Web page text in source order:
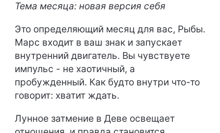
Тема месяца: новая версия себя
Это определяющий месяц для вас, Рыбы.
Марс входит в ваш знак и запускает
внутренний двигатель. Вы чувствуете
импульс - не хаотичный, а
пробужденный. Как будто внутри что-то
говорит: хватит ждать.
Лунное затмение в Деве освещает